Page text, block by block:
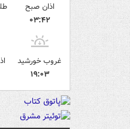
اذان صبح
۰۳:۴۲
غروب خورشید
۱۹:۰۳